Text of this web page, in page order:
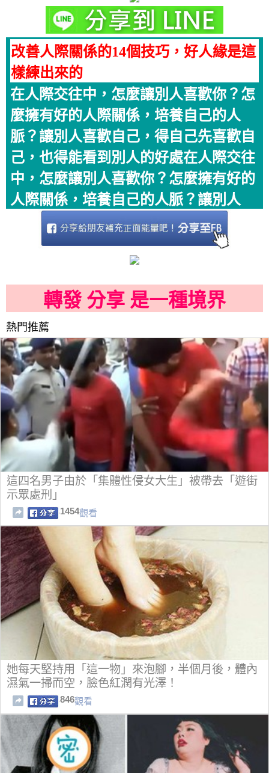
改善人際關係的14個技巧，好人緣是這
樣練出來的
在人際交往中，怎麼讓別人喜歡你？怎
麼擁有好的人際關係，培養自己的人
脈？讓別人喜歡自己，得自己先喜歡自
己，也得能看到別人的好處在人際交往
中，怎麼讓別人喜歡你？怎麼擁有好的
人際關係，培養自己的人脈？讓別人
轉發 分享 是一種境界
熱門推薦
這四名男子由於「集體性侵女大生」被帶去「遊街
示眾處刑」
1454觀看
她每天堅持用「這一物」來泡腳，半個月後，體內
濕氣一掃而空，臉色紅潤有光澤！
846觀看